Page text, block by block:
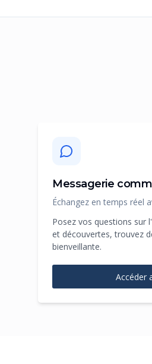
Messagerie
Échangez en temps réel
Posez vos questions sur
et découvertes, trouvez
bienveillante.
Accéder